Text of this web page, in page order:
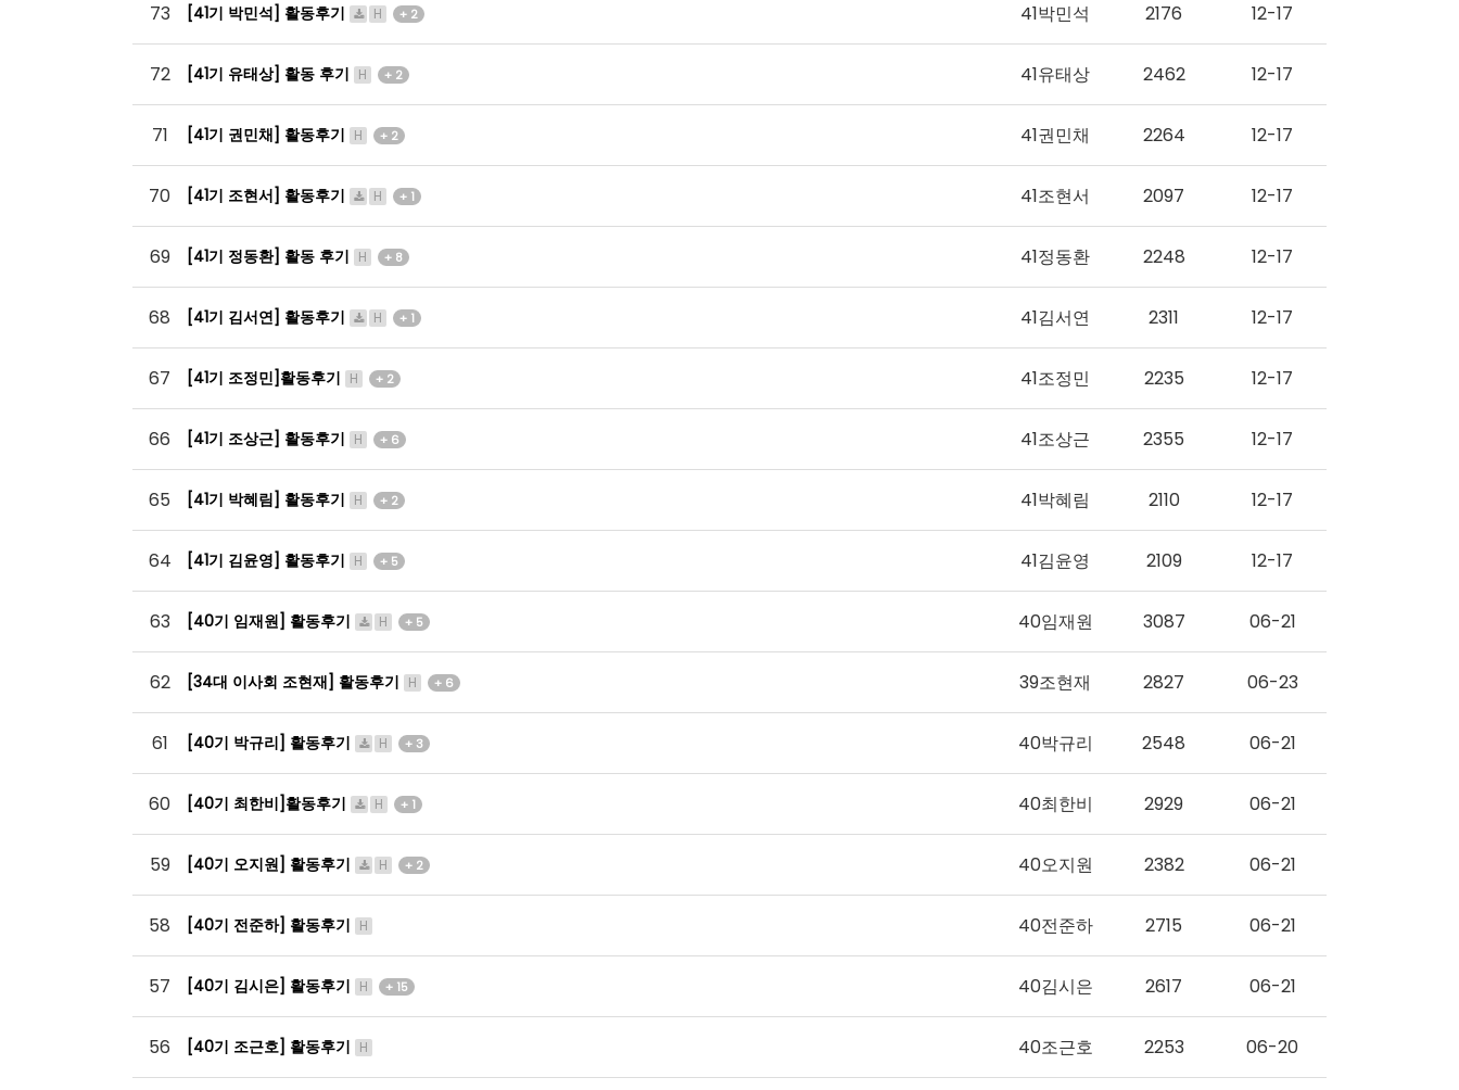
73 [41기 박민석] 활동후기 H + 2 41박민석 2176 12-17
72 [41기 유태상] 활동 후기 H + 2 41유태상 2462 12-17
71 [41기 권민채] 활동후기 H + 2 41권민채 2264 12-17
70 [41기 조현서] 활동후기 H + 1 41조현서 2097 12-17
69 [41기 정동환] 활동 후기 H + 8 41정동환 2248 12-17
68 [41기 김서연] 활동후기 H + 1 41김서연 2311 12-17
67 [41기 조정민]활동후기 H + 2 41조정민 2235 12-17
66 [41기 조상근] 활동후기 H + 6 41조상근 2355 12-17
65 [41기 박혜림] 활동후기 H + 2 41박혜림 2110 12-17
64 [41기 김윤영] 활동후기 H + 5 41김윤영 2109 12-17
63 [40기 임재원] 활동후기 H + 5 40임재원 3087 06-21
62 [34대 이사회 조현재] 활동후기 H + 6 39조현재 2827 06-23
61 [40기 박규리] 활동후기 H + 3 40박규리 2548 06-21
60 [40기 최한비]활동후기 H + 1 40최한비 2929 06-21
59 [40기 오지원] 활동후기 H + 2 40오지원 2382 06-21
58 [40기 전준하] 활동후기 H 40전준하 2715 06-21
57 [40기 김시은] 활동후기 H + 15 40김시은 2617 06-21
56 [40기 조근호] 활동후기 H 40조근호 2253 06-20